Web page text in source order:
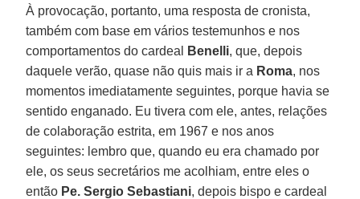
À provocação, portanto, uma resposta de cronista,
também com base em vários testemunhos e nos
comportamentos do cardeal
Benelli, que, depois
daquele verão, quase não quis mais ir a Roma, nos
momentos imediatamente seguintes, porque havia se
sentido enganado. Eu tivera com ele, antes, relações
de colaboração estrita, em 1967 e nos anos
seguintes: lembro que, quando eu era chamado por
ele, os seus secretários me acolhiam, entre eles o
então Pe. Sergio Sebastiani, depois bispo e cardeal